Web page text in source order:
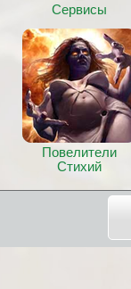
Сервисы
Повелители
Стихий